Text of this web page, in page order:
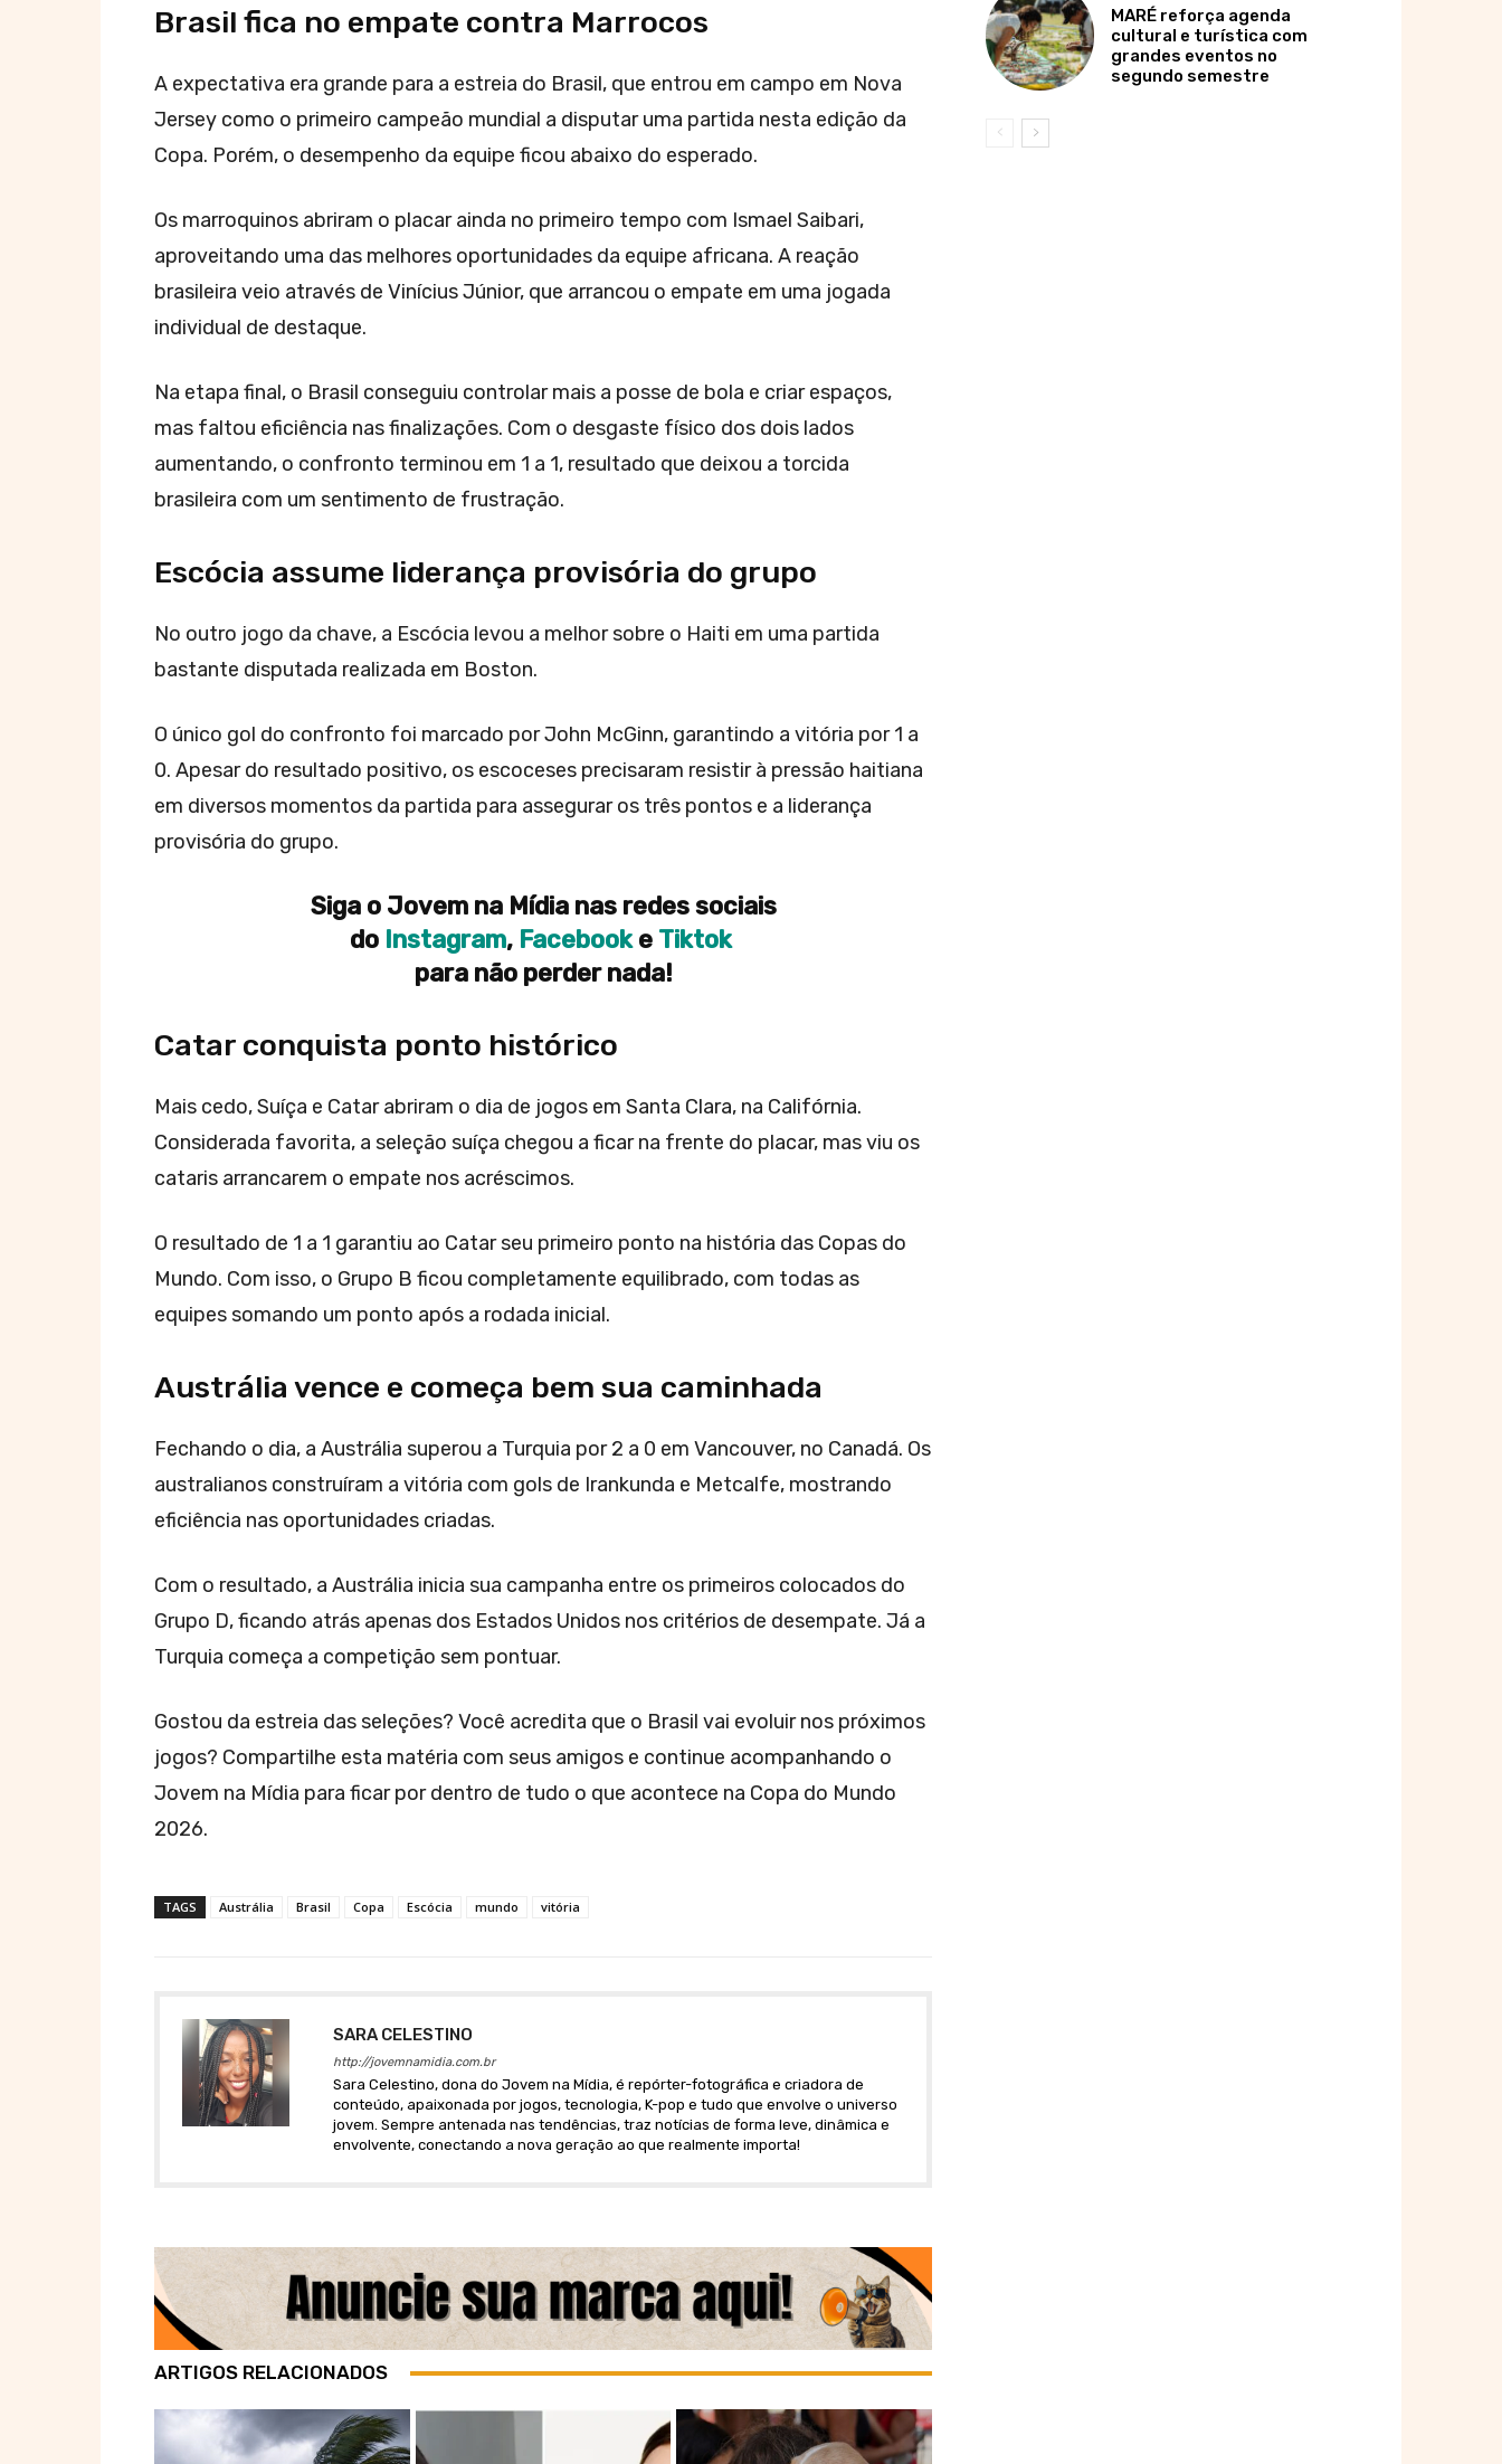
Brasil fica no empate contra Marrocos
A expectativa era grande para a estreia do Brasil, que entrou em campo em Nova
Jersey como o primeiro campeão mundial a disputar uma partida nesta edição da
Copa. Porém, o desempenho da equipe ficou abaixo do esperado.
Os marroquinos abriram o placar ainda no primeiro tempo com Ismael Saibari,
aproveitando uma das melhores oportunidades da equipe africana. A reação
brasileira veio através de Vinícius Júnior, que arrancou o empate em uma jogada
individual de destaque.
Na etapa final, o Brasil conseguiu controlar mais a posse de bola e criar espaços,
mas faltou eficiência nas finalizações. Com o desgaste físico dos dois lados
aumentando, o confronto terminou em 1 a 1, resultado que deixou a torcida
brasileira com um sentimento de frustração.
Escócia assume liderança provisória do grupo
No outro jogo da chave, a Escócia levou a melhor sobre o Haiti em uma partida
bastante disputada realizada em Boston.
O único gol do confronto foi marcado por John McGinn, garantindo a vitória por 1 a
0. Apesar do resultado positivo, os escoceses precisaram resistir à pressão haitiana
em diversos momentos da partida para assegurar os três pontos e a liderança
provisória do grupo.
Siga o Jovem na Mídia nas redes sociais
do Instagram, Facebooke Tiktok
para não perder nada!
Catar conquista ponto histórico
Mais cedo, Suíça e Catar abriram o dia de jogos em Santa Clara, na Califórnia.
Considerada favorita, a seleção suíça chegou a ficar na frente do placar, mas viu os
cataris arrancarem o empate nos acréscimos.
O resultado de 1 a 1 garantiu ao Catar seu primeiro ponto na história das Copas do
Mundo. Com isso, o Grupo B ficou completamente equilibrado, com todas as
equipes somando um ponto após a rodada inicial.
Austrália vence e começa bem sua caminhada
Fechando o dia, a Austrália superou a Turquia por 2 a 0 em Vancouver, no Canadá. Os
australianos construíram a vitória com gols de Irankunda e Metcalfe, mostrando
eficiência nas oportunidades criadas.
Com o resultado, a Austrália inicia sua campanha entre os primeiros colocados do
Grupo D, ficando atrás apenas dos Estados Unidos nos critérios de desempate. Já a
Turquia começa a competição sem pontuar.
Gostou da estreia das seleções? Você acredita que o Brasil vai evoluir nos próximos
jogos? Compartilhe esta matéria com seus amigos e continue acompanhando o
Jovem na Mídia para ficar por dentro de tudo o que acontece na Copa do Mundo
2026.
TAGS Austrália Brasil Copa Escócia mundo vitória
SARA CELESTINO
http://jovemnamidia.com.br
Sara Celestino, dona do Jovem na Mídia, é repórter-fotográfica e criadora de
conteúdo, apaixonada por jogos, tecnologia, K-pop e tudo que envolve o universo
jovem. Sempre antenada nas tendências, traz notícias de forma leve, dinâmica e
envolvente, conectando a nova geração ao que realmente importa!
ARTIGOS RELACIONADOS
MARÉ reforça agenda
cultural e turística com
grandes eventos no
segundo semestre